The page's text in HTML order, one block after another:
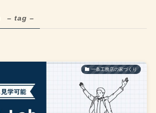
– tag –
一条工務店の家づくり